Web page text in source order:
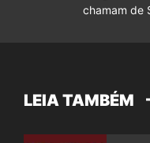
chamam de
LEIA TAMBÉM